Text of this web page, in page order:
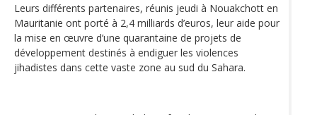
Leurs différents partenaires, réunis jeudi à Nouakchott en
Mauritanie ont porté à 2,4 milliards d’euros, leur aide pour
la mise en œuvre d’une quarantaine de projets de
développement destinés à endiguer les violences
jihadistes dans cette vaste zone au sud du Sahara.